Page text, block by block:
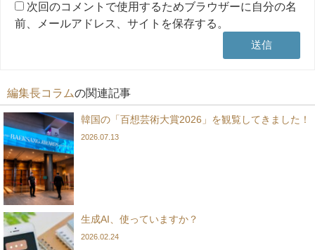
次回のコメントで使用するためブラウザーに自分の名
前、メールアドレス、サイトを保存する。
編集長コラムの関連記事
韓国の「百想芸術大賞2026」を観覧してきました！
2026.07.13
生成AI、使っていますか？
2026.02.24